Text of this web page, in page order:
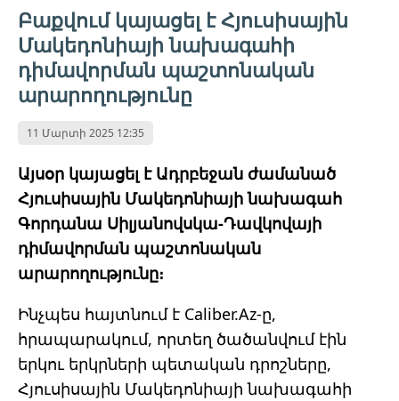
Բաքվում կայացել է Հյուսիսային
Մակեդոնիայի նախագահի
դիմավորման պաշտոնական
արարողությունը
11 Մարտի 2025 12:35
Այսօր կայացել է Ադրբեջան ժամանած
Հյուսիսային Մակեդոնիայի նախագահ
Գորդանա Սիլյանովսկա-Դավկովայի
դիմավորման պաշտոնական
արարողությունը։
Ինչպես հայտնում է Caliber.Az-ը,
հրապարակում, որտեղ ծածանվում էին
երկու երկրների պետական դրոշները,
Հյուսիսային Մակեդոնիայի նախագահի